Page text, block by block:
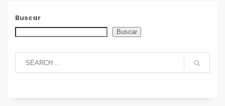
Buscar
Buscar